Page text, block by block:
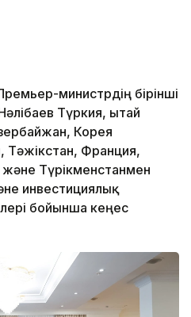
министрдің бірінші
Түркия, Қытай
Корея
Тәжікстан, Франция,
Түрікменстанмен
инвестициялық
бойынша кеңес